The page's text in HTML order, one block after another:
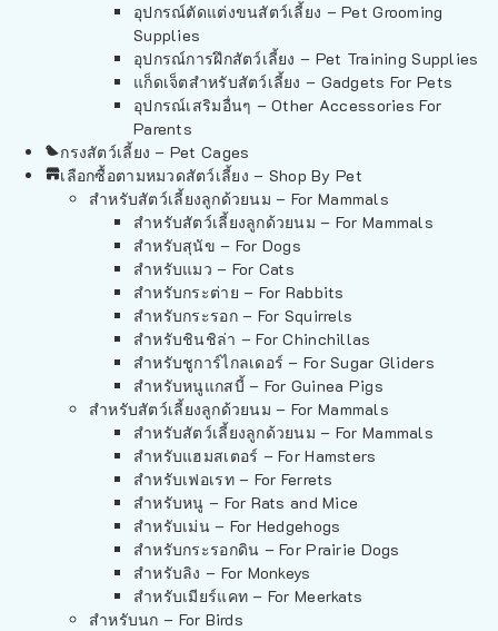
อุปกรณ์ตัดแต่งขนสัตว์เลี้ยง – Pet Grooming
Supplies
อุปกรณ์การฝึกสัตว์เลี้ยง – Pet Training Supplies
แก็ดเจ็ตสำหรับสัตว์เลี้ยง – Gadgets For Pets
อุปกรณ์เสริมอื่นๆ – Other Accessories For
Parents
กรงสัตว์เลี้ยง – Pet Cages
เลือกซื้อตามหมวดสัตว์เลี้ยง – Shop By Pet
สำหรับสัตว์เลี้ยงลูกด้วยนม – For Mammals
สำหรับสัตว์เลี้ยงลูกด้วยนม – For Mammals
สำหรับสุนัข – For Dogs
สำหรับแมว – For Cats
สำหรับกระต่าย – For Rabbits
สำหรับกระรอก – For Squirrels
สำหรับชินชิล่า – For Chinchillas
สำหรับชูการ์ไกลเดอร์ – For Sugar Gliders
สำหรับหนูแกสบี้ – For Guinea Pigs
สำหรับสัตว์เลี้ยงลูกด้วยนม – For Mammals
สำหรับสัตว์เลี้ยงลูกด้วยนม – For Mammals
สำหรับแฮมสเตอร์ – For Hamsters
สำหรับเฟอเรท – For Ferrets
สำหรับหนู – For Rats and Mice
สำหรับเม่น – For Hedgehogs
สำหรับกระรอกดิน – For Prairie Dogs
สำหรับลิง – For Monkeys
สำหรับเมียร์แคท – For Meerkats
สำหรับนก – For Birds